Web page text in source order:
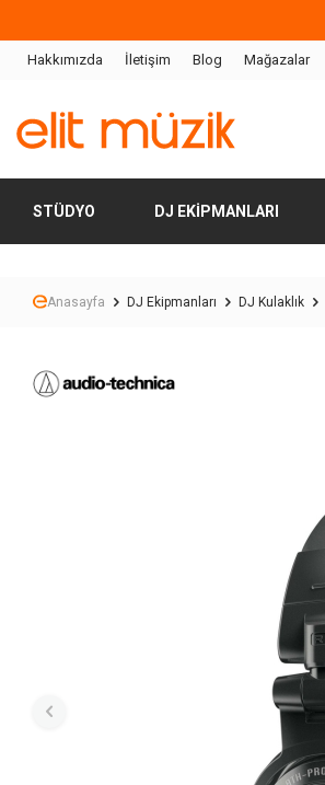
Hakkımızda İletişim Blog Mağazalar
STÜDYO DJ EKIPMANLARI
Anasayfa DJ Ekipmanları DJ Kulaklık